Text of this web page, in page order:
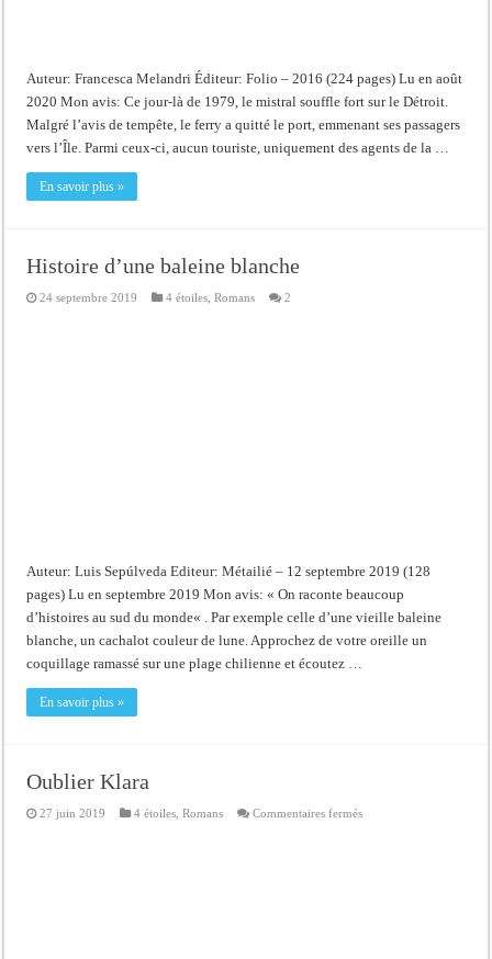
Auteur: Francesca Melandri Éditeur: Folio – 2016 (224 pages) Lu en août
2020 Mon avis: Ce jour-là de 1979, le mistral souffle fort sur le Détroit.
Malgré l’avis de tempête, le ferry a quitté le port, emmenant ses passagers
vers l’Île. Parmi ceux-ci, aucun touriste, uniquement des agents de la …
En savoir plus »
Histoire d’une baleine blanche
24 septembre 2019 4 étoiles ,Romans 2
Auteur: Luis Sepúlveda Editeur: Métailié – 12 septembre 2019 (128
pages) Lu en septembre 2019 Mon avis: « On raconte beaucoup
d’histoires au sud du monde« . Par exemple celle d’une vieille baleine
blanche, un cachalot couleur de lune. Approchez de votre oreille un
coquillage ramassé sur une plage chilienne et écoutez …
En savoir plus »
Oublier Klara
27 juin 2019 4 étoiles ,Romans Commentaires ferméssur